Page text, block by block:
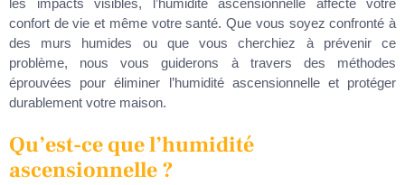
confort de vie et même votre santé. Que vous soyez confronté à
des murs humides ou que vous cherchiez à prévenir ce
problème, nous vous guiderons à travers des méthodes
éprouvées pour éliminer l’humidité ascensionnelle et protéger
durablement votre maison.
Qu’est-ce que l’humidité
ascensionnelle ?